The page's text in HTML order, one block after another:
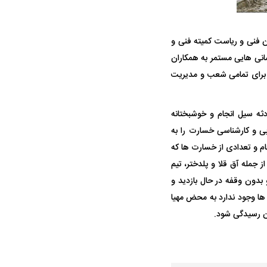
فنی و ریاست کمیته فنی و
هایی مستمر به همکاران
تمامی شعب و مدیریت
سیل انجام و خوشبختانه
و کارشناسی خسارت را به
و تعدادی از خسارت ها که
جمله آق قلا و پلدختر، تیم
وقفه در حال بازدید و
ها وجود ندارد به محض مهیا
رسیدگی شود.
سریع‌تر، پنهان‌کارتر و
| پهپاد انتحاری